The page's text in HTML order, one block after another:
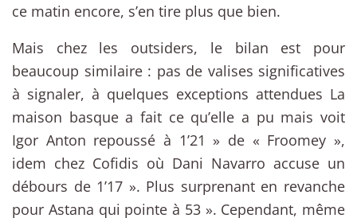
ce matin encore, s’en tire plus que bien.
Mais chez les outsiders, le bilan est pour
beaucoup similaire : pas de valises significatives
à signaler, à quelques exceptions attendues La
maison basque a fait ce qu’elle a pu mais voit
Igor Anton repoussé à 1’21 » de « Froomey »,
idem chez Cofidis où Dani Navarro accuse un
débours de 1’17 ». Plus surprenant en revanche
pour Astana qui pointe à 53 ». Cependant, même